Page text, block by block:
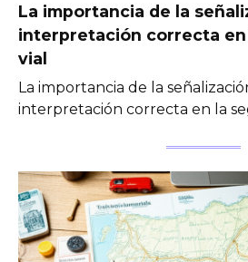
La importancia de la
interpretación correcta
vial
La importancia de la
interpretación correcta en la